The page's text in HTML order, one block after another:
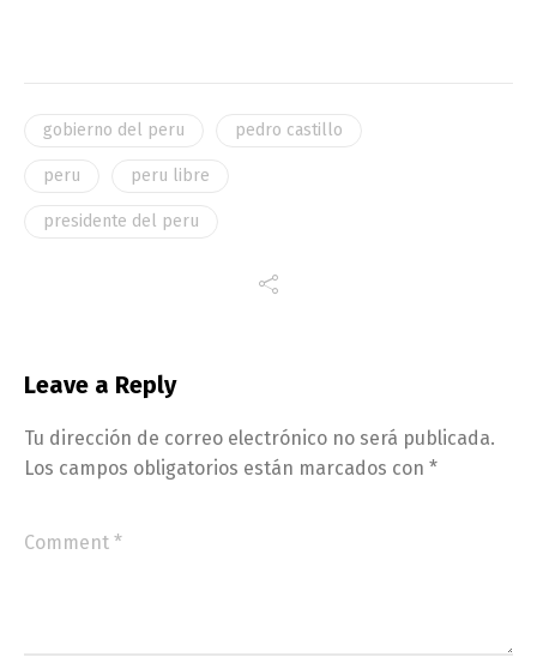
gobierno del peru pedro castillo
peru peru libre
presidente del peru
Leave a Reply
Tu dirección de correo electrónico no será publicada.
Los campos obligatorios están marcados con *